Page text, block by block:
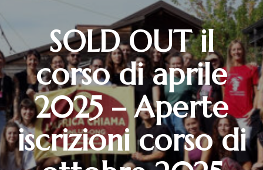
SOLD OUT il
corso di aprile
2025 – Aperte
iscrizioni corso di